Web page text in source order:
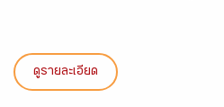
ดูรายละเอียด